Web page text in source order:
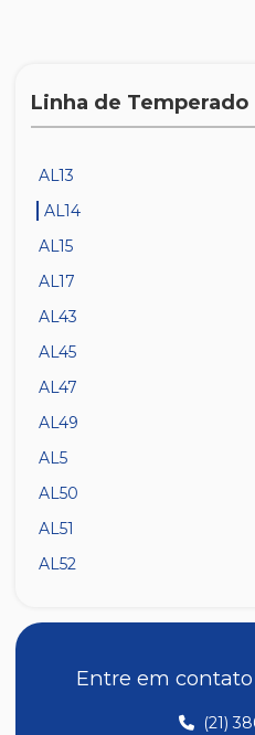
Linha de Temperado
AL13
AL14
AL15
AL17
AL43
AL45
AL47
AL49
AL5
AL50
AL51
AL52
Entre em
(21)